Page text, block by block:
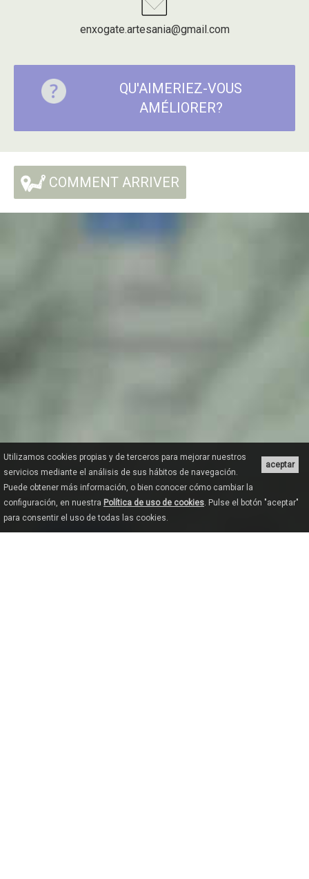
enxogate.artesania@gmail.com
QU'AIMERIEZ-VOUS
AMÉLIORER?
COMMENT ARRIVER
aceptar
Utilizamos cookies propias y de terceros para mejorar nuestros
servicios mediante el análisis de sus hábitos de navegación.
Puede obtener más información, o bien conocer cómo cambiar la
configuración, en nuestra Política de uso de cookies. Pulse el botón "aceptar"
para consentir el uso de todas las cookies.